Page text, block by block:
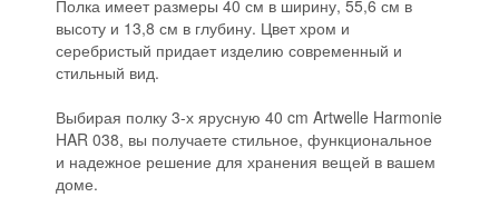
Полка имеет размеры 40 см в ширину, 55,6 см в
высоту и 13,8 см в глубину. Цвет хром и
серебристый придает изделию современный и
стильный вид.
Выбирая полку 3-х ярусную 40 cm Artwelle Harmonie
HAR 038, вы получаете стильное, функциональное
и надежное решение для хранения вещей в вашем
доме.